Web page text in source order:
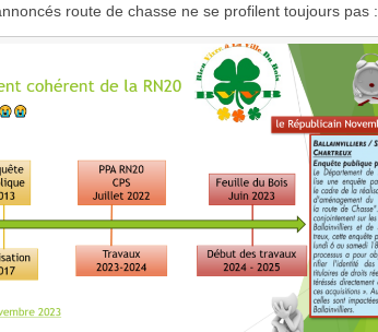
route de chasse ne se profilent toujours pas :